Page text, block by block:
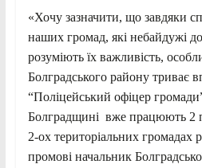
«Хочу зазначити, що завдяки
наших громад, які небайдужі
розуміють їх важливість,
Болградського району триває
“Поліцейський офіцер
Болградщині вже працюють 2
2-ох територіальних громадах
промові начальник